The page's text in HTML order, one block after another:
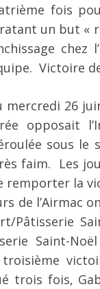
fois
un but «
chez
Victoire
mercredi 26
opposait
sous
faim. Les
remporter la
de l’Airmac
Pâtisserie
Saint-
trois fois,